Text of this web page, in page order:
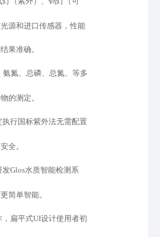
源和进口传感器，性能
果准确。
氨氮、总磷、总氮、等多
的测定。
执行国标紫外法无需配置
全。
发Glos水质智能检测系
简单智能。
，扁平式UI设计使用者初